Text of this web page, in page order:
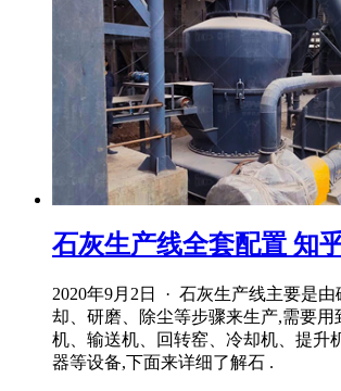
石灰生产线全套配置 知
2020年9月2日 · 石灰生产线主要是
却、研磨、除尘等步骤来生产,需要用
机、输送机、回转窑、冷却机、提升
器等设备,下面来详细了解石 .